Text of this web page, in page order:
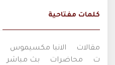
كلمات مفتاحية
مقالات الانبا مكسيموس
ت
محاضرات بث مباشر